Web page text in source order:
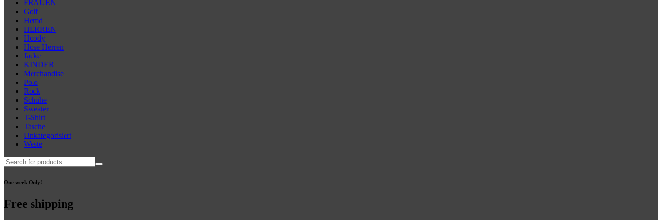
FRAUEN
Golf
Hemd
HERREN
Hoody
Hose Herren
Jacke
KINDER
Merchandise
Polo
Rock
Schuhe
Sweater
T-Shirt
Tasche
Unkategorisiert
Weste
One week Only!
Free shipping